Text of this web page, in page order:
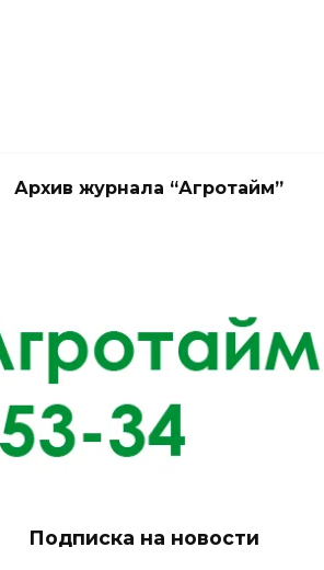
Архив журнала “Агротайм”
Подписка на новости